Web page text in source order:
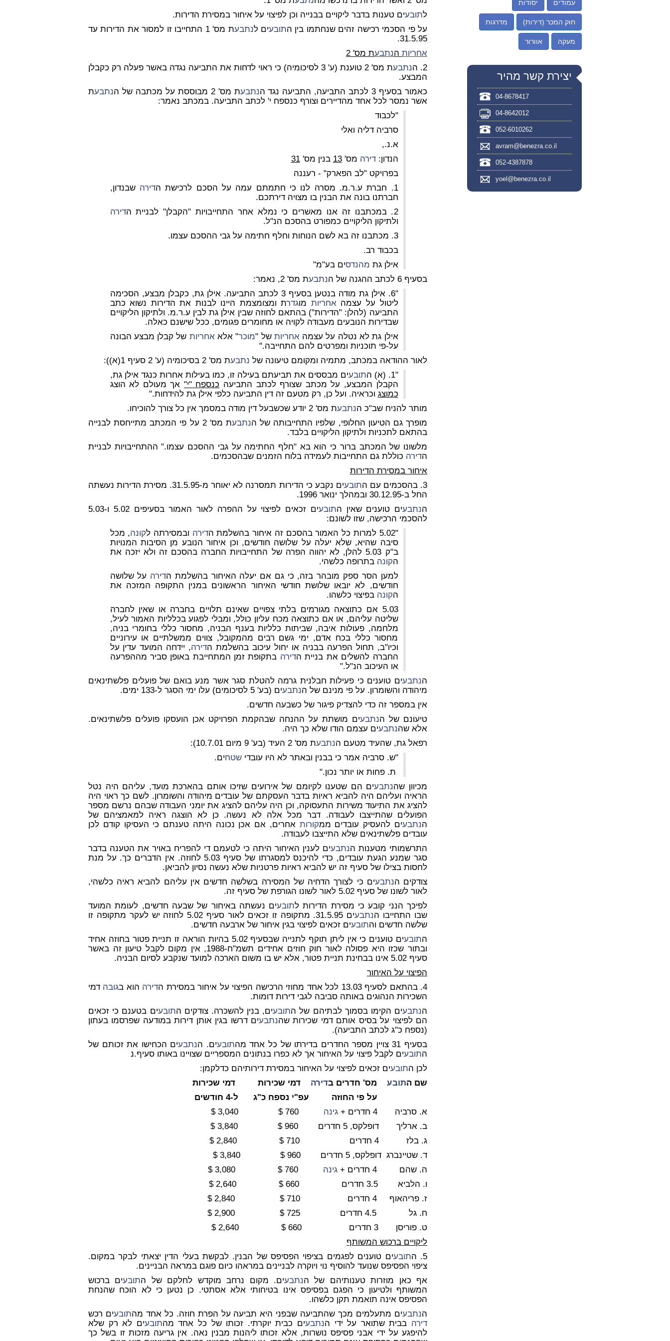
לתובעים טענות בדבר ליקויים בבנייה וכן לפיצוי על איחור במסירת הדירות.
על פי הסכמי רכישה זהים שנחתמו בין התובעים לנתבע
ת מס' 1 התחייבו זו למסור את הדירות עד
31.5.95.
אחריות הנתבעת מס' 2
2. ה
נתבע
ת מס' 2 טוענת (ע' 3 לסיכומיה) כי ראוי לדחות את התביעה נגדה באשר פעלה רק כקבלן
המבצע.
כאמור בסעיף 3 לכתב התביעה, התביעה נגד ה
נתבעת מס' 2 מבוססת על מכתבה של ה נתבעת
אשר נמסר לכל אחד מהדיירים וצורף כנספח י' לכתב התביעה. במכתב נאמר:
"לכבוד
סרביה דליה ואלי
א.נ.,
הנדון:דירה מס'13 בנין מס'31
בפרויקט "לב הפארק" - רעננה
1. חברת ע.ר.מ. מסרה לנו כי חתמתם עמה על הסכם לרכישת ה
דירה שבנדון,
חברתנו בונה את הבנין בו מצויה דירתכם.
2. במכתבנו זה אנו מאשרים כי נמלא אחר התחייבויות "הקבלן" לבניית ה
דירה
ולתיקון הליקויים כמפורט בהסכם הנ"ל.
3. מכתבנו זה בא לשם הנוחות וחלף חתימה על גבי ההסכם עצמו.
בכבוד רב.
אילן גת מהנדסים בע"מ"
בסעיף 6 לכתב ההגנה של ה
נתבעת מס' 2, נאמר:
"6. אילן גת מודה בנטען בסעיף 3 לכתב התביעה. אילן גת, כקבלן מבצע, הסכימה
ליטול על עצמהאחריות מוגדרת ומצומצמת היינו לבנות את הדירות נשוא כתב
התביעה (להלן: "הדירות") בהתאם לחוזה שבין אילן גת לבין ע.ר.מ. ולתיקון הליקויים
שבדירות הנובעים מעבודה לקויה או מחומרים פגומים, ככל שישנם כאלה.
אילן גת לא נטלה על עצמהאחריות של "מוכר" אלאאחריות של קבלן מבצע הבונה
על-פי תוכניות ומפרטים להם התחייבה."
לאור ההודאה במכתב, מתמיה ומקומם טיעונה של נתבעת מס' 2 בסיכומיה (ע' 2 סעיף 1(א)):
"1. (א) ה
תובעים מבססים את תביעתם בעילה זו, כמו בעילות אחרות כנגד אילן גת,
הקבלן המבצע, על מכתב שצורף לכתב התביעה כנספח "י" אך מעולם לא הוצג
כמוצג וכראיה. ועל כן, רק מטעם זה דין התביעה כלפי אילן גת להידחות."
מותר להניח שב"כ הנתבעת מס' 2 יודע שכשבעל דין מודה במסמך אין כל צורך להוכיחו.
מופרך גם הטיעון החלופי, שלפיו התחייבותה של הנתבע
ת מס' 2 על פי המכתב מתייחסת לבנייה
בהתאם לתכניות ולתיקון הליקויים בלבד.
מלשונו של המכתב ברור כי הוא בא "חלף החתימה על גבי ההסכם עצמו." ההתחייבויות לבניית
הדירה כוללת גם התחייבות לעמידה בלוח הזמנים שבהסכמים.
איחור במסירת הדירות
3. בהסכמים עם ה
תובע
ים נקבע כי הדירות תמסרנה לא יאוחר מ-31.5.95. מסירת הדירות נעשתה
החל ב-30.12.95 ובמהלך ינואר 1996.
הנתבעים טוענים שאין התובע
ים זכאים לפיצוי על ההפרה לאור האמור בסעיפים 5.02 ו-5.03
להסכמי הרכישה, שזו לשונם:
"5.02 למרות כל האמור בהסכם זה איחור בהשלמת ה
דירה ובמסירתה לקונה, מכל
סיבה שהיא, שלא יעלה על שלושה חודשים, וכן איחור הנובע מן הסיבות המנויות
ב"ק 5.03 להלן, לא יהווה הפרה של התחייבויות החברה בהסכם זה ולא יזכה את
הקונה בתרופה כלשהי.
למען הסר ספק מובהר בזה, כי גם אם יעלה האיחור בהשלמת הדירה על שלושה
חודשים, לא יובאו שלושת חודשי האיחור הראשונים במנין התקופה המזכה את
הקונה בפיצוי כלשהו.
5.03 אם כתוצאה מגורמים בלתי צפויים שאינם תלויים בחברה או שאין לחברה
שליטה עליהם, או אם כתוצאה מכח עליון כולל, ומבלי לפגוע בכלליות האמור לעיל,
מלחמה, פעולות איבה, שביתות כלליות בענף הבניה, מחסור כללי בחומרי בניה,
מחסור כללי בכח אדם, ימי גשם רבים מהמקובל, צווים ממשלתיים או עירוניים
וכיו"ב, תחול הפרעה בבניה או יחול עיכוב בהשלמת הדירה, יידחה המועד עדין על
החברה להשלים את בניית הדירה בתקופת זמן המתחייבת באופן סביר מההפרעה
או העיכוב הנ"ל."
הנתבעים טוענים כי פעילות חבלנית גרמה להטלת סגר אשר מנע בואם של פועלים פלשתינאים
מיהודה והשומרון. על פי מנינם של הנתבעים (בע' 5 לסיכומים) עלו ימי הסגר ל-133 ימים.
אין במספר זה כדי להצדיק פיגור של כשבעה חדשים.
טיעונם של הנתבעים מושתת על ההנחה שבהקמת הפרויקט אכן הועסקו פועלים פלשתינאים.
אלא שהנתבעים עצמם הודו שלא כך היה.
רפאל גת, שהעיד מטעם הנתבעת מס' 2 העיד (בע' 9 מיום 10.7.01):
"ש. סרביה אמר כי בבנין ובאתר לא היו עובדישטחים.
ת. פחות או יותר נכון."
מכיוון שהנתבעים הם שטענו לקיומם של אירועים שזיכו אותם בהארכת מועד, עליהם היה נטל
הראיה ועליהם היה להביא ראיות בדבר העסקתם של עובדים מיהודה והשומרון. לשם כך ראוי היה
להציג את התיעוד משירות התעסוקה, וכן היה עליהם להציג את יומני העבודה שבהם נרשם מספר
הפועלים שהתייצבו לעבודה. דבר מכל אלה לא נעשה. כן לא הוצגה ראיה למאמציהם של
הנתבעים להעסיק עובדים ממקורות אחרים, אם אכן נכונה היתה טענתם כי העסיקו קודם לכן
עובדים פלשתינאים שלא התייצבו לעבודה.
התרשמותי מטענות הנתבעים לענין האיחור היתה כי לטעמם די להפריח באויר את הטענה בדבר
סגר שמנע הגעת עובדים, כדי להיכנס למסגרתו של סעיף 5.03 לחוזה. אין הדברים כך. על מנת
לחסות בצילו של סעיף זה יש להביא ראיות פרטניות שלא נעשה נסיון להביאן.
צודקים הנתבעים כי לצורך הדחיה של המסירה בשלשה חדשים אין עליהם להביא ראיה כלשהי,
לאור לשונו של סעיף 5.02 לאור לשונו הגורפת של סעיף זה.
לפיכך הנני קובע כי מסירת הדירות לתובעים נעשתה באיחור של שבעה חדשים, לעומת המועד
שבו התחייבו הנתבע
ים 31.5.95. מתקופה זו זכאים לאור סעיף 5.02 לחוזה יש לעקר מתקופה זו
שלשה חדשים והתובעים זכאים לפיצוי בגין איחור של ארבעה חדשים.
התובע
ים טוענים כי אין ליתן תוקף לתנייה שבסעיף 5.02 בהיות הוראה זו תניית פטור בחוזה אחיד
ובתור שכזו היא פסולה לאור חוק חוזים אחידים תשמ"ח-1988, אין מקום לקבל טיעון זה באשר
סעיף 5.02 אינו בבחינת תניית פטור, אלא יש בו משום הארכה למועד שנקבע לסיום הבניה.
הפיצוי על האיחור
4. בהתאם לסעיף 13.03 לכל אחד מחוזי הרכישה הפיצוי על איחור במסירת ה
דירה הוא בגובה דמי
השכירות הנהוגים באותה סביבה לגבי דירות דומות.
הנתבעים הקימו בסמוך לבתיהם של התובעים, בנין להשכרה. צודקים התובעים בטענם כי זכאים
הם לפיצוי על בסיס אותם דמי שכירות שהנתבעים דרשו בגין אותן דירות במודעה שפרסמו בעתון
(נספח כ"ג לכתב התביעה).
בסעיף 31 צויין מספר החדרים בדירתו של כל אחד מה
תובעים. הנתבעים הכחישו את זכותם של
התובעים לקבל פיצוי על האיחור אך לא כפרו בנתונים המספריים שצויינו באותו סעיף.נ
לכן התובעים זכאים לפיצוי על האיחור במסירת דירותיהם כדלקמן:
שם התובע מס' חדרים בדירה דמי שכירות דמי שכירות
על פי החוזה עפ"י נספח כ"ג ל-4 חודשים
א. סרביה 4 חדרים +
גינה
ב. ארליך דופלקס, 5 חדרים 960 $ 3,840 $
ג. בלז 4 חדרים 710 $ 2,840 $
ד. שטיינברג דופלקס, 5 חדרים 960 $ 3,840 $
ה. שהם 4 חדרים +
גינה
ו. הלביא 3.5 חדרים 660 $ 2,640 $
ז. פריהאוף 4 חדרים 710 $ 2,840 $
ח. גל 4.5 חדרים 725 $ 2,900 $
ט. פוריסן 3 חדרים 660 $ 2,640 $
ליקויים ברכוש המשותף
5. ה
תובעים טוענים לפגמים בציפוי הפסיפס של הבנין. לבקשת בעלי הדין יצאתי לבקר במקום.
ציפוי הפסיפס שנועד להוסיף נוי ויוקרה לבניינים במראהו כיום פוגם במראה הבניינים.
אף כאן מוזרות טענותיהם של הנתבעים. מקום נרחב מוקדש לחלקם של התובעים ברכוש
המשותף ולטיעון כי הפגם בפסיפס אינו בטיחותי אלא אסתטי. כן נטען כי לא הוכח שהנחת
הפסיפס אינה תואמת תקן כלשהו.
הנתבעים מתעלמים מכך שהתביעה שבפני היא תביעה על הפרת חוזה. כל אחד מהתובעים רכש
דירה בבית שתואר על ידי הנתבעים כבית יוקרתי. זכותו של כל אחד מהתובעים לא רק שלא
להיפגע על ידי אבני פסיפס נושרות, אלא זכותו ליהנות מבנין נאה. אין גריעה מזכות זו בשל כך
עמודים יסודות
חוק המכר (דירות) מדרגות
מעקה אוורור
יצירת קשר מהיר
04-8678417
04-8642012
052-6010262
avram@benezra.co.il
052-4387878
yoel@benezra.co.il